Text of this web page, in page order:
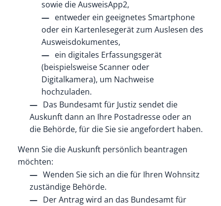
sowie die AusweisApp2,
entweder ein geeignetes Smartphone
oder ein Kartenlesegerät zum Auslesen des
Ausweisdokumentes,
ein digitales Erfassungsgerät
(beispielsweise Scanner oder
Digitalkamera), um Nachweise
hochzuladen.
Das Bundesamt für Justiz sendet die
Auskunft dann an Ihre Postadresse oder an
die Behörde, für die Sie sie angefordert haben.
Wenn Sie die Auskunft persönlich beantragen
möchten:
Wenden Sie sich an die für Ihren Wohnsitz
zuständige Behörde.
Der Antrag wird an das Bundesamt für